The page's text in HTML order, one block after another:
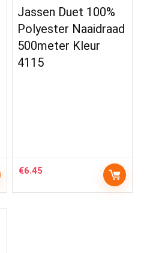
Jassen Duet 100%
Polyester Naaidraad
500meter Kleur
4115
€6.45